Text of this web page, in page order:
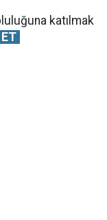
katılmak